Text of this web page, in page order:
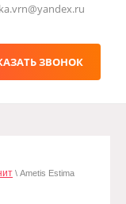
ЗВОНОК
\ Ametis Estima